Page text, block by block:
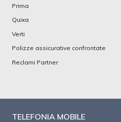
Prima
Quixa
Verti
Polizze assicurative confrontate
Reclami Partner
TELEFONIA MOBILE